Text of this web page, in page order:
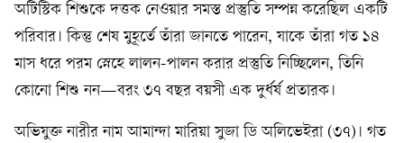
অটিস্টিক শিশুকে দত্তক নেওয়ার সমস্ত প্রস্তুতি সম্পন্ন করেছিল একটি
পরিবার। কিন্তু শেষ মুহূর্তে তাঁরা জানতে পারেন, যাকে তাঁরা গত ১৪
মাস ধরে পরম স্নেহে লালন-পালন করার প্রস্তুতি নিচ্ছিলেন, তিনি
কোনো শিশু নন—বরং ৩৭ বছর বয়সী এক দুর্ধর্ষ প্রতারক।
অভিযুক্ত নারীর নাম আমান্দা মারিয়া সুজা ডি অলিভেইরা (৩৭)। গত